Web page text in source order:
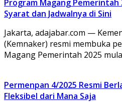
Program Magang Pemerintah
Syarat dan Jadwalnya di Sini
Jakarta, adajabar.com —
(Kemnaker) resmi membuka
Magang Pemerintah 2025
Permenpan 4/2025 Resmi
Fleksibel dari Mana Saja